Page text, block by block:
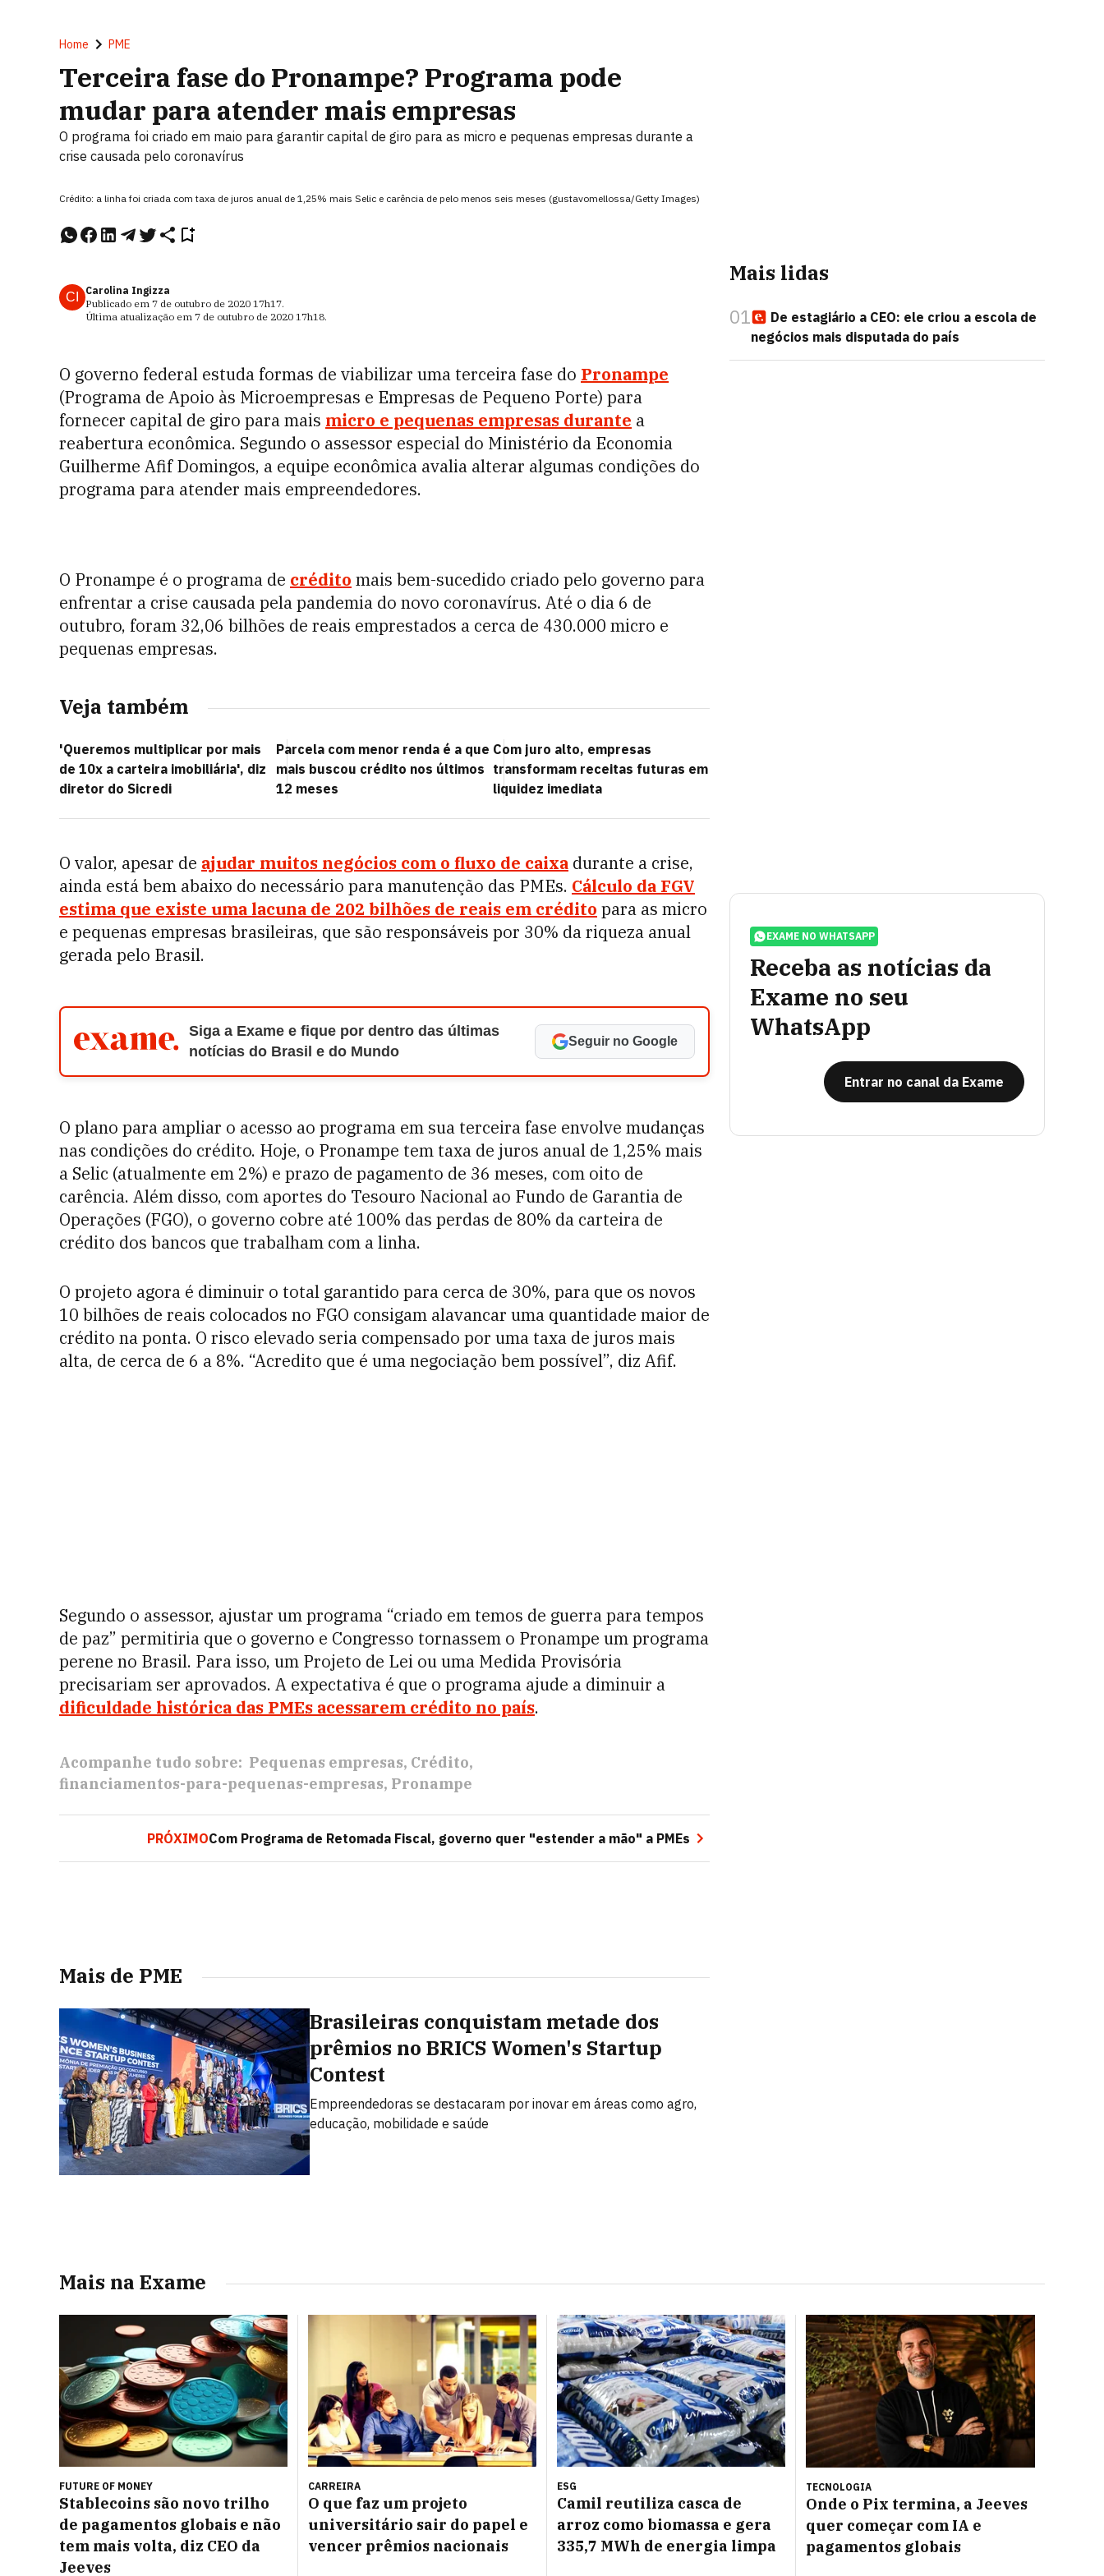
Home PME
Terceira fase do Pronampe? Programa pode
mudar para atender mais empresas
O programa foi criado em maio para garantir capital de giro para as micro e pequenas empresas durante a
crise causada pelo coronavírus
Crédito: a linha foi criada com taxa de juros anual de 1,25% mais Selic e carência de pelo menos seis meses (gustavomellossa/Getty Images)
CI
Carolina Ingizza
Publicado em 7 de outubro de 2020 17h17.
Última atualização em 7 de outubro de 2020 17h18.
O governo federal estuda formas de viabilizar uma terceira fase do Pronampe
(Programa de Apoio às Microempresas e Empresas de Pequeno Porte) para
fornecer capital de giro para mais micro e pequenas empresas durante a
reabertura econômica. Segundo o assessor especial do Ministério da Economia
Guilherme Afif Domingos, a equipe econômica avalia alterar algumas condições do
programa para atender mais empreendedores.
O Pronampe é o programa de crédito mais bem-sucedido criado pelo governo para
enfrentar a crise causada pela pandemia do novo coronavírus. Até o dia 6 de
outubro, foram 32,06 bilhões de reais emprestados a cerca de 430.000 micro e
pequenas empresas.
Veja também
'Queremos multiplicar por mais
de 10x a carteira imobiliária', diz
diretor do Sicredi
Parcela com menor renda é a que
mais buscou crédito nos últimos
12 meses
Com juro alto, empresas
transformam receitas futuras em
liquidez imediata
O valor, apesar de ajudar muitos negócios com o fluxo de caixa durante a crise,
ainda está bem abaixo do necessário para manutenção das PMEs. Cálculo da FGV
estima que existe uma lacuna de 202 bilhões de reais em crédito para as micro
e pequenas empresas brasileiras, que são responsáveis por 30% da riqueza anual
gerada pelo Brasil.
Siga a Exame e fique por dentro das últimas
notícias do Brasil e do Mundo
Seguir no Google
O plano para ampliar o acesso ao programa em sua terceira fase envolve mudanças
nas condições do crédito. Hoje, o Pronampe tem taxa de juros anual de 1,25% mais
a Selic (atualmente em 2%) e prazo de pagamento de 36 meses, com oito de
carência. Além disso, com aportes do Tesouro Nacional ao Fundo de Garantia de
Operações (FGO), o governo cobre até 100% das perdas de 80% da carteira de
crédito dos bancos que trabalham com a linha.
O projeto agora é diminuir o total garantido para cerca de 30%, para que os novos
10 bilhões de reais colocados no FGO consigam alavancar uma quantidade maior de
crédito na ponta. O risco elevado seria compensado por uma taxa de juros mais
alta, de cerca de 6 a 8%. “Acredito que é uma negociação bem possível”, diz Afif.
Segundo o assessor, ajustar um programa “criado em temos de guerra para tempos
de paz” permitiria que o governo e Congresso tornassem o Pronampe um programa
perene no Brasil. Para isso, um Projeto de Lei ou uma Medida Provisória
precisariam ser aprovados. A expectativa é que o programa ajude a diminuir a
dificuldade histórica das PMEs acessarem crédito no país.
Acompanhe tudo sobre: Pequenas empresas Crédito
financiamentos-para-pequenas-empresas Pronampe
PRÓXIMOCom Programa de Retomada Fiscal, governo quer "estender a mão" a PMEs
Mais de PME
Brasileiras conquistam metade dos
prêmios no BRICS Women's Startup
Contest
Empreendedoras se destacaram por inovar em áreas como agro,
educação, mobilidade e saúde
Mais lidas
01
De estagiário a CEO: ele criou a escola de
negócios mais disputada do país
EXAME NO WHATSAPP
Receba as notícias da
Exame no seu
WhatsApp
Entrar no canal da Exame
Mais na Exame
FUTURE OF MONEY
Stablecoins são novo trilho
de pagamentos globais e não
tem mais volta, diz CEO da
Jeeves
CARREIRA
O que faz um projeto
universitário sair do papel e
vencer prêmios nacionais
ESG
Camil reutiliza casca de
arroz como biomassa e gera
335,7 MWh de energia limpa
TECNOLOGIA
Onde o Pix termina, a Jeeves
quer começar com IA e
pagamentos globais